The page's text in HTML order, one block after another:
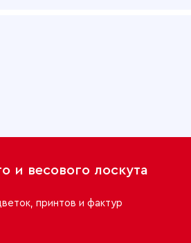
на Ваш выбор
и весового лоскута
принтов и фактур